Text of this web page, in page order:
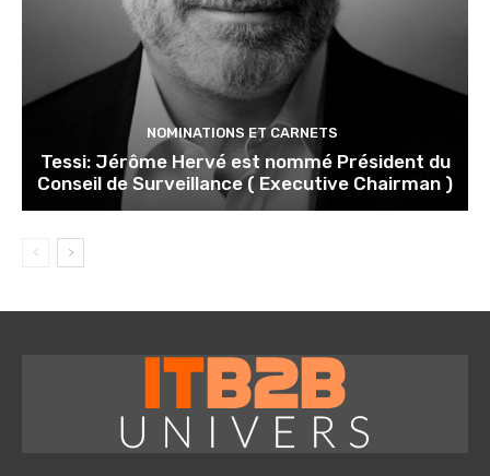
NOMINATIONS ET CARNETS
Tessi: Jérôme Hervé est nommé Président du
Conseil de Surveillance ( Executive Chairman )